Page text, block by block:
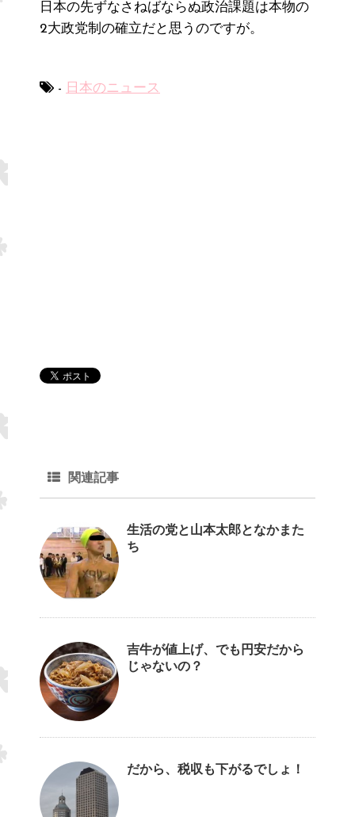
日本の先ずなさねばならぬ政治課題は本物の
2大政党制の確立だと思うのですが。
- 日本のニュース
関連記事
生活の党と山本太郎となかまた
ち
吉牛が値上げ、でも円安だから
じゃないの？
だから、税収も下がるでしょ！